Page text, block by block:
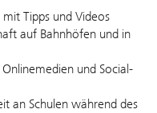
mit Tipps und Videos
auf Bahnhöfen und in
und Social-
an Schulen während des